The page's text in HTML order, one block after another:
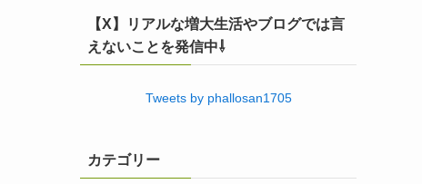
【X】リアルな増大生活やブログでは言
えないことを発信中⇩
Tweets by phallosan1705
カテゴリー